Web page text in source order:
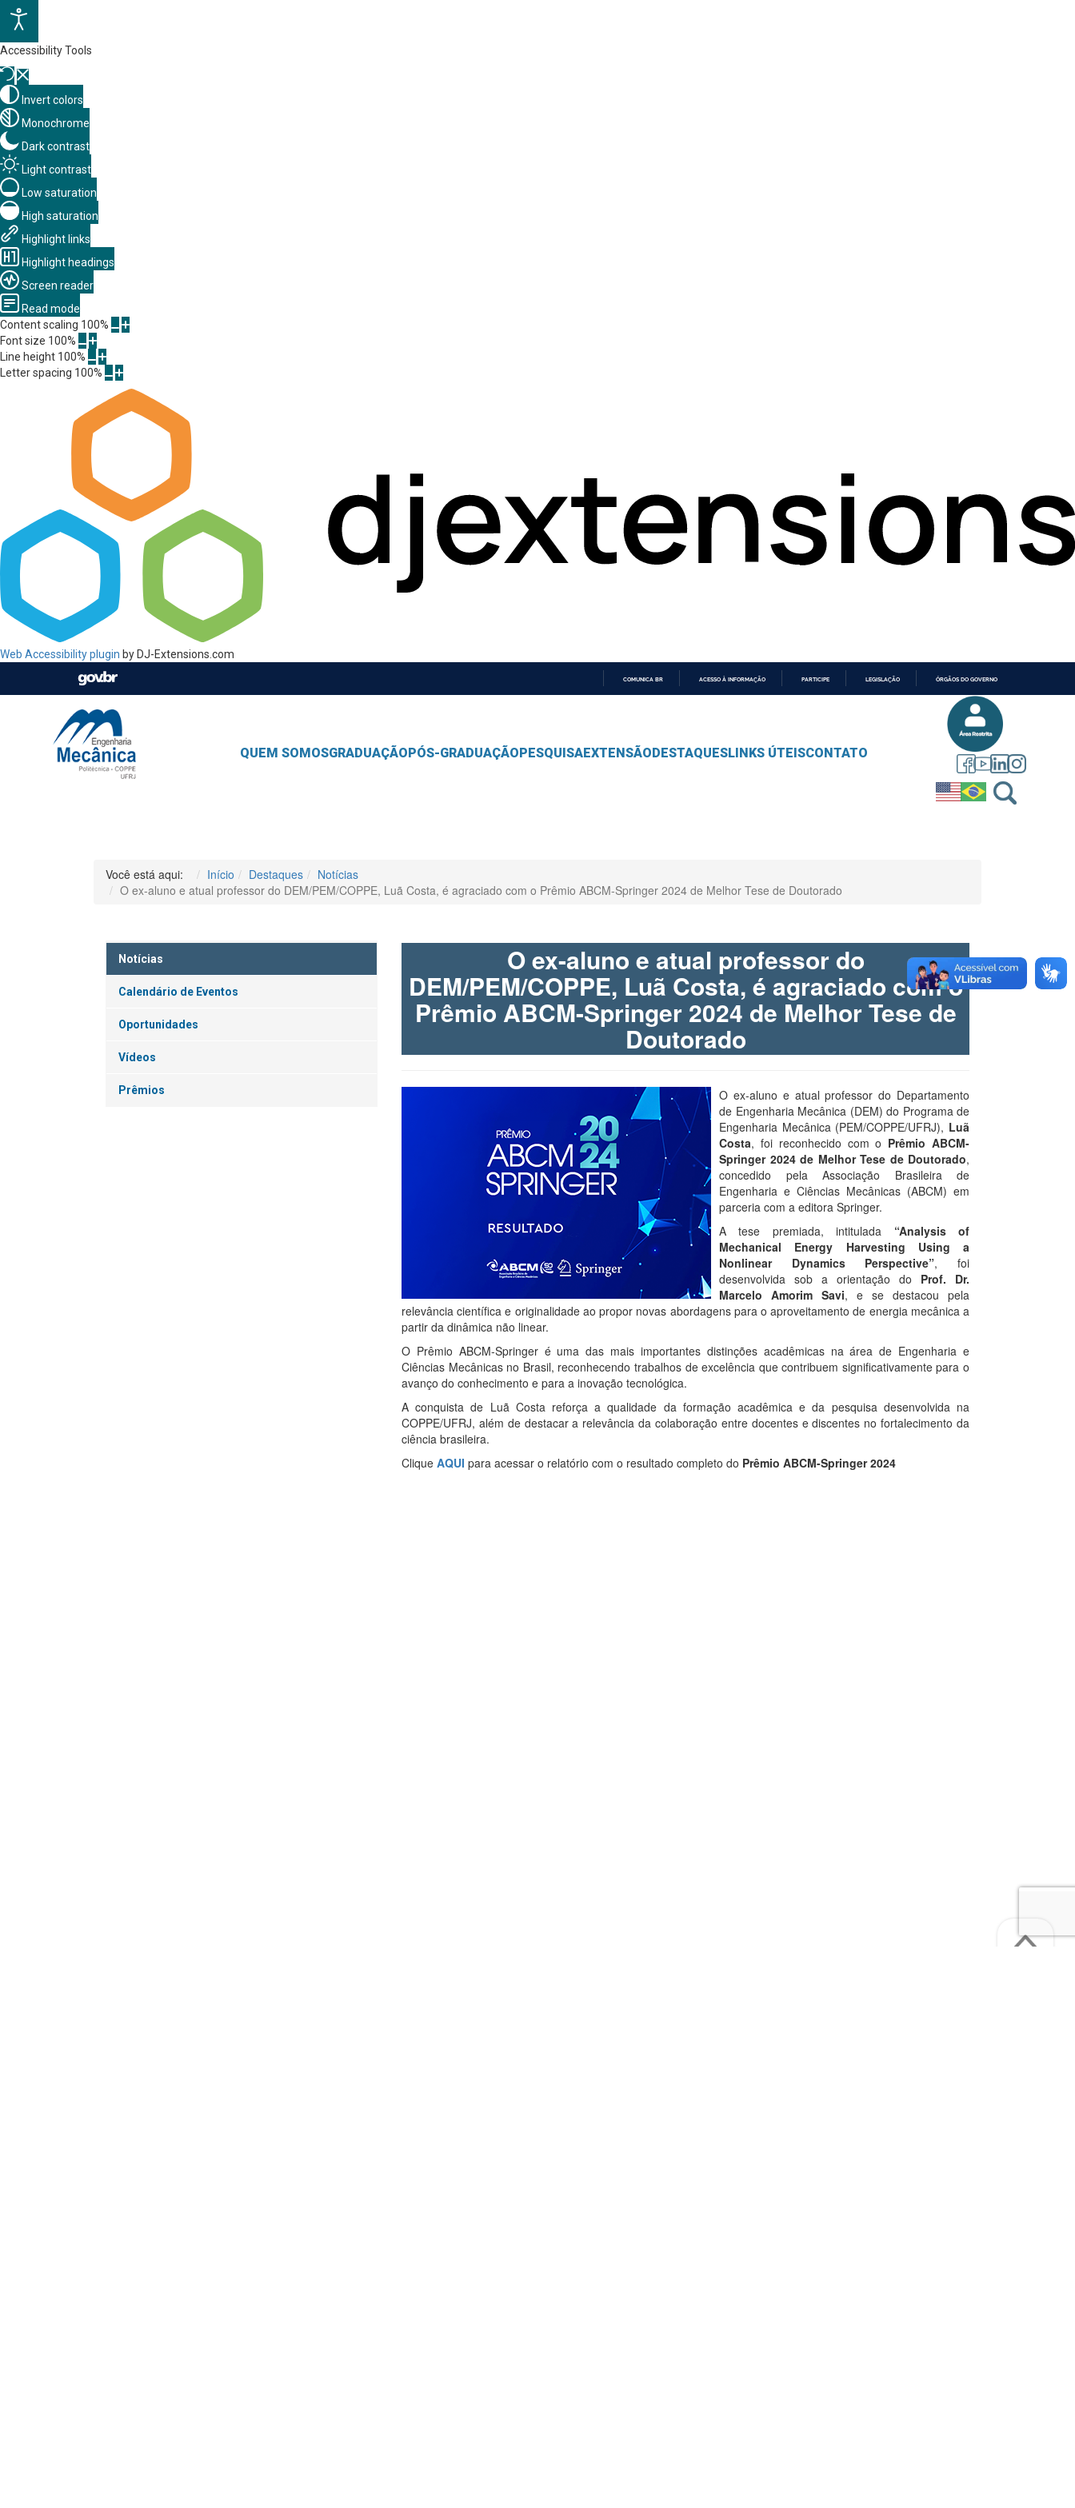
Accessibility Tools
Invert colors
Monochrome
Dark contrast
Light contrast
Low saturation
High saturation
Highlight links
Highlight headings
Screen reader
Read mode
Content scaling 100%
Font size 100%
Line height 100%
Letter spacing 100%
Web Accessibility plugin by DJ-Extensions.com
COMUNICA BR ACESSO À INFORMAÇÃO PARTICIPE LEGISLAÇÃO ÓRGÃOS DO GOVERNO
QUEM SOMOSGRADUAÇÃO PÓS-GRADUAÇÃO PESQUISAEXTENSÃO DESTAQUESLINKS ÚTEISCONTATO
Você está aqui: Início Destaques
Notícias
O ex-aluno e atual professor do DEM/PEM/COPPE, Luã Costa, é agraciado com o Prêmio ABCM-Springer 2024 de Melhor Tese de Doutorado
Notícias
Calendário de Eventos
Oportunidades
Vídeos
Prêmios
O ex-aluno e atual professor do
DEM/PEM/COPPE, Luã Costa, é agraciado com o
Prêmio ABCM-Springer 2024 de Melhor Tese de
Doutorado
O ex-aluno e atual professor do Departamento
de Engenharia Mecânica (DEM) do Programa de
Engenharia Mecânica (PEM/COPPE/UFRJ), Luã
Costa, foi reconhecido com o Prêmio ABCM-
Springer 2024 de Melhor Tese de Doutorado,
concedido pela Associação Brasileira de
Engenharia e Ciências Mecânicas (ABCM) em
parceria com a editora Springer.
A tese premiada, intitulada “Analysis of
Mechanical Energy Harvesting Using a
Nonlinear Dynamics Perspective”, foi
desenvolvida sob a orientação do Prof. Dr.
Marcelo Amorim Savi, e se destacou pela
relevância científica e originalidade ao propor novas abordagens para o aproveitamento de energia mecânica a
partir da dinâmica não linear.
O Prêmio ABCM-Springer é uma das mais importantes distinções acadêmicas na área de Engenharia e
Ciências Mecânicas no Brasil, reconhecendo trabalhos de excelência que contribuem significativamente para o
avanço do conhecimento e para a inovação tecnológica.
A conquista de Luã Costa reforça a qualidade da formação acadêmica e da pesquisa desenvolvida na
COPPE/UFRJ, além de destacar a relevância da colaboração entre docentes e discentes no fortalecimento da
ciência brasileira.
Clique AQUI para acessar o relatório com o resultado completo do Prêmio ABCM-Springer 2024